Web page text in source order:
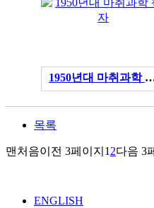
1950년대 마취
목록
맨처음이전 3페이지 1 2다음 3
ENGLISH